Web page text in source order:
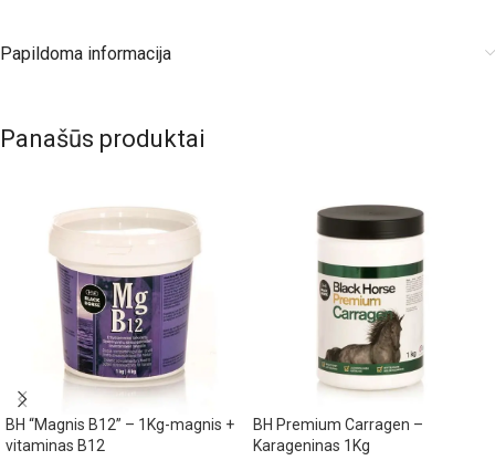
Papildoma informacija
Panašūs produktai
BH “Magnis B12” – 1Kg-magnis +
vitaminas B12
BH Premium Carragen –
Karageninas 1Kg